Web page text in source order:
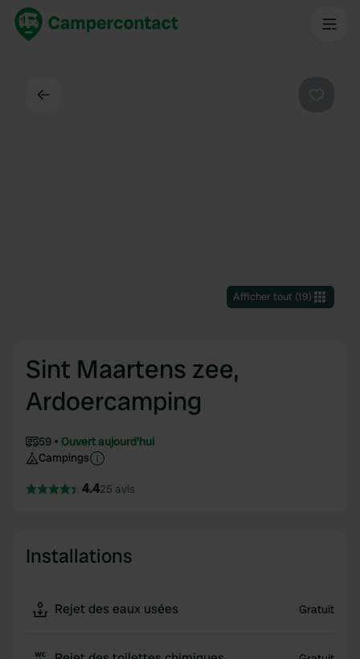
Afficher tout(19)
Sint Maartens zee,
Ardoercamping
59
Ouvert aujourd'hui
Campings
4.425 avis
Installations
Rejet des eaux usées Gratuit